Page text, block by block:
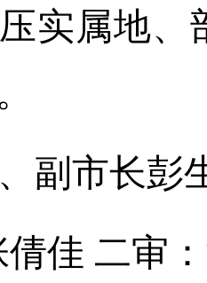
实属地
副市长彭
佳 二审